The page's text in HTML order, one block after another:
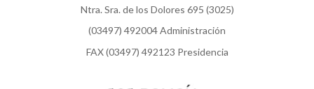
Ntra. Sra. de los Dolores 695 (3025)
(03497) 492004 Administración
FAX (03497) 492123 Presidencia